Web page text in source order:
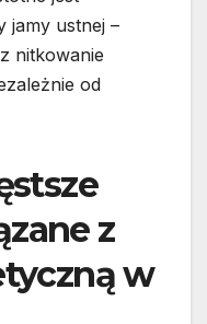
jamy ustnej –
nitkowanie
od
z
w